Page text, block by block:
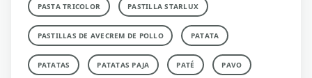
PASTA TRICOLOR PASTILLA STARLUX
PASTILLAS DE AVECREM DE POLLO PATATA
PATATAS PATATAS PAJA PATÉ PAVO